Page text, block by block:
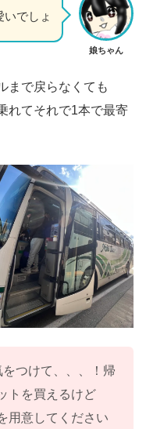
娘ちゃん
でしょ
まで戻らなくても
れてそれで1本で最寄
つけて、、、！帰
トを買えるけど
用意してください